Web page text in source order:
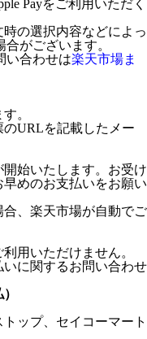
Payをご利用いただく
の選択内容などによっ
がございます。
い合わせは楽天市場ま
。
URLを記載したメー
始いたします。お受け
めのお支払いをお願い
、楽天市場が自動でご
用いただけません。
に関するお問い合わせ
ップ、セイコーマート